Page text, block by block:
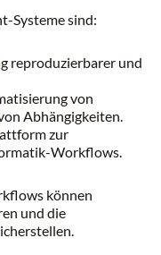
Systeme sind:
reproduzierbarer und
von
Abhängigkeiten.
zur
Workflows.
können
und die